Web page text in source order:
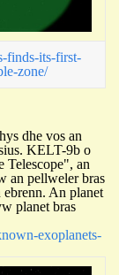
finds-its-first-
zone/
dhe vos an
KELT-9b o
Telescope", an
an pellweler bras
ebrenn. An planet
planet bras
exoplanets-